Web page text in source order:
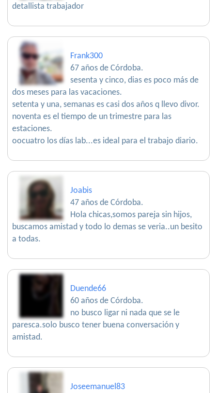
detallista trabajador
Frank300
67 años de Córdoba.
sesenta y cinco, dias es poco más de
dos meses para las vacaciones.
setenta y una, semanas es casi dos años q llevo divor.
noventa es el tiempo de un trimestre para las
estaciones.
oocuatro los días lab...es ideal para el trabajo diario.
Joabis
47 años de Córdoba.
Hola chicas,somos pareja sin hijos,
buscamos amistad y todo lo demas se veria..un besito
a todas.
Duende66
60 años de Córdoba.
no busco ligar ni nada que se le
paresca.solo busco tener buena conversación y
amistad.
Joseemanuel83